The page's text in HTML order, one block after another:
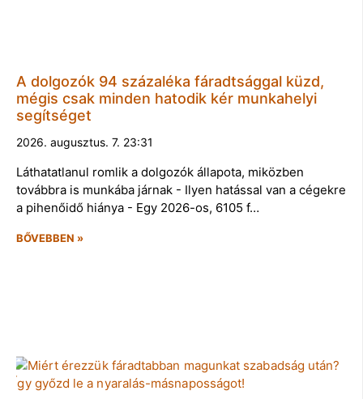
A dolgozók 94 százaléka fáradtsággal küzd,
mégis csak minden hatodik kér munkahelyi
segítséget
2026. augusztus. 7. 23:31
Láthatatlanul romlik a dolgozók állapota, miközben
továbbra is munkába járnak - Ilyen hatással van a cégekre
a pihenőidő hiánya - Egy 2026-os, 6105 f…
BŐVEBBEN »